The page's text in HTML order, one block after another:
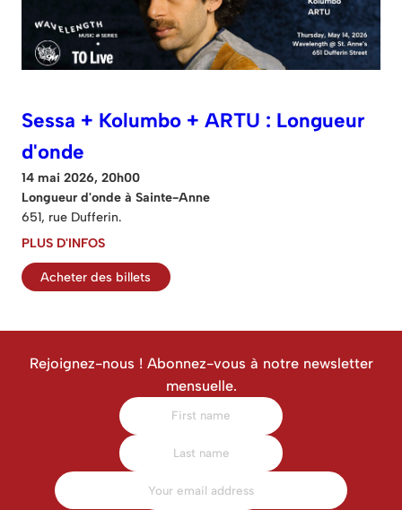
Sessa + Kolumbo + ARTU : Longueur
d'onde
14 mai 2026, 20h00
Longueur d'onde à Sainte-Anne
651, rue Dufferin.
PLUS D'INFOS
Acheter des billets
Rejoignez-nous ! Abonnez-vous à notre newsletter
mensuelle.